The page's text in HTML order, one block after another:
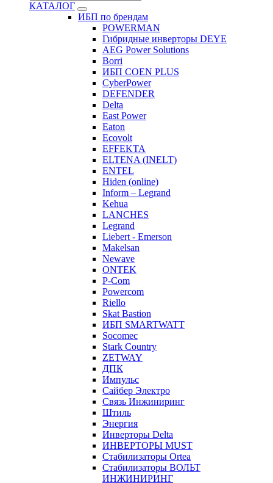
КАТАЛОГ
ИБП по брендам
POWERMAN
Гибридные инверторы DEYE
AEG Power Solutions
Borri
ИБП COEN PLUS
CyberPower
DEFENDER
Delta
East Power
Eaton
Ecovolt
EFFEKTA
ELTENA (INELT)
ENTEL
Hiden (online)
Inform – Legrand
Kehua
LANCHES
Legrand
Liebert - Emerson
Makelsan
Newave
ONTEK
P-Com
Powercom
Riello
Skat Bastion
ИБП SMARTWATT
Socomec
Stark Country
ZETWAY
ДПК
Импульс
Сайбер Электро
Связь Инжиниринг
Штиль
Энергия
Инверторы Delta
ИНВЕРТОРЫ MUST
Стабилизаторы Ortea
Стабилизаторы ВОЛЬТ
ИНЖИНИРИНГ